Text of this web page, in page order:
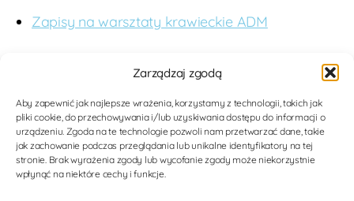
Zarządzaj zgodą
Aby zapewnić jak najlepsze wrażenia, korzystamy z technologii, takich jak
pliki cookie, do przechowywania i/lub uzyskiwania dostępu do informacji o
urządzeniu. Zgoda na te technologie pozwoli nam przetwarzać dane, takie
jak zachowanie podczas przeglądania lub unikalne identyfikatory na tej
stronie. Brak wyrażenia zgody lub wycofanie zgody może niekorzystnie
wpłynąć na niektóre cechy i funkcje.
Zapisy na warsztaty krawieckie ADM
O nas
Budujemy studnie. Wspieramy edukację. Dążymy
do poprawy jakości opieki medycznej dla kobiet i
dzieci w Tanzanii poprzez nowoczesne
rozwiązania medyczne. Zwiększamy tolerancję i